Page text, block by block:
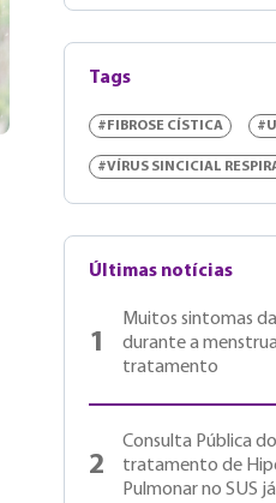
Tags
#FIBROSE CÍSTICA
#VÍRUS SINCICIAL
Últimas notícias
1
Muitos sintomas
durante a
tratamento
2
Consulta Pública
tratamento de
Pulmonar no SUS